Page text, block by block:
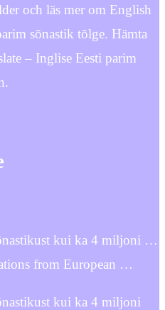
och läs mer om English
sõnastik tõlge. Hämta
– Inglise Eesti parim
kui ka 4 miljoni …
from European …
kui ka 4 miljoni